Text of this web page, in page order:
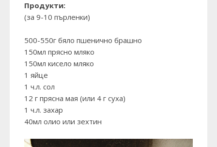
Продукти:
(за 9-10 пърленки)
500-550г бяло пшенично брашно
150мл прясно мляко
150мл кисело мляко
1 яйце
1 ч.л. сол
12 г прясна мая (или 4 г суха)
1 ч.л. захар
40мл олио или зехтин